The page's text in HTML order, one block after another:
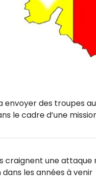
envoyer des troupes au
le cadre d’une
craignent une attaque
les années à venir